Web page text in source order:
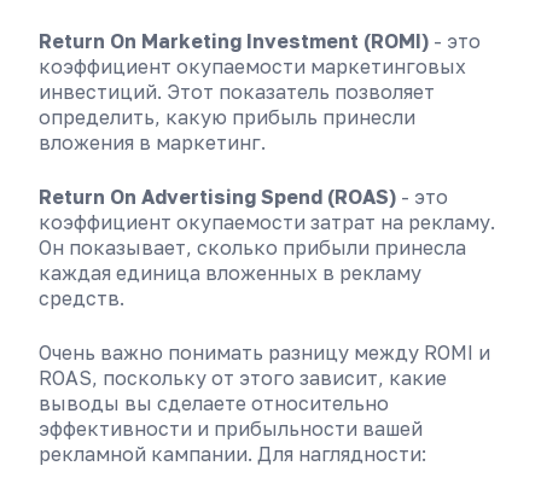
Return On Marketing Investment (ROMI) - это
коэффициент окупаемости маркетинговых
инвестиций. Этот показатель позволяет
определить, какую прибыль принесли
вложения в маркетинг.
Return On Advertising Spend (ROAS) - это
коэффициент окупаемости затрат на рекламу.
Он показывает, сколько прибыли принесла
каждая единица вложенных в рекламу
средств.
Очень важно понимать разницу между ROMI и
ROAS, поскольку от этого зависит, какие
выводы вы сделаете относительно
эффективности и прибыльности вашей
рекламной кампании. Для наглядности: